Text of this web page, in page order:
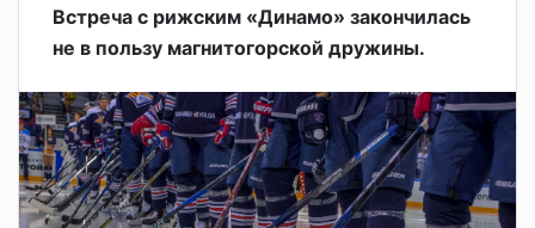
Встреча с рижским «Динамо» закончилась
не в пользу магнитогорской дружины.